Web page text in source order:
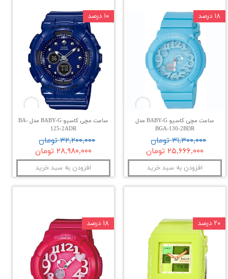
ساعت مچی کاسیو BABY-G مدل
BGA-130-2BDR
۳۱,۳۰۰,۰۰۰ تومان
۲۵,۶۶۶,۰۰۰ تومان
افزودن به سبد خرید
۱۸ درصد
ساعت مچی کاسیو BABY-G مدل BA-
125-2ADR
۳۲,۲۰۰,۰۰۰ تومان
۲۸,۹۸۰,۰۰۰ تومان
افزودن به سبد خرید
۱۰ درصد
۲۰ درصد ۱۸ درصد